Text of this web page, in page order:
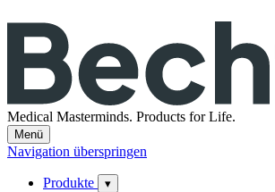
Medical Masterminds. Products for Life.
Menü
Navigation überspringen
Produkte ▾